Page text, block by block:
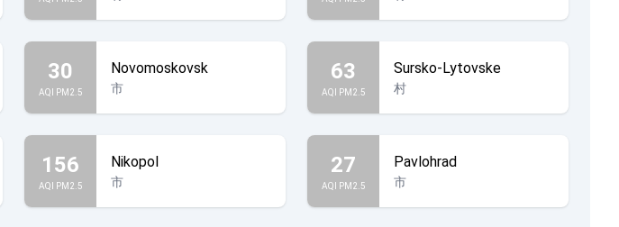
30
AQI PM2.5
Novomoskovsk
市
63
AQI PM2.5
Sursko-Lytovske
村
156
AQI PM2.5
Nikopol
市
27
AQI PM2.5
Pavlohrad
市